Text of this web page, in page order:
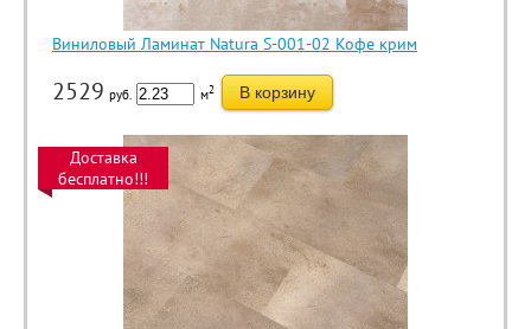
Виниловый Ламинат Natura S-001-02 Кофе крим
2529 руб. м2 В корзину
Доставка
бесплатно!!!